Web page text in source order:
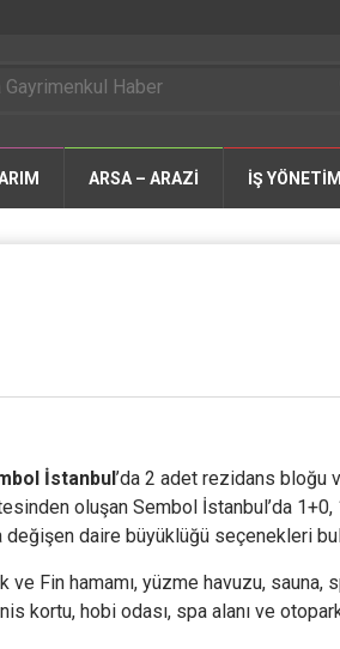
ARSA – ARAZİ İŞ
İstanbul’da 2 adet rezidans bloğu
oluşan Sembol İstanbul’da 1+0,
daire büyüklüğü seçenekleri
ve Fin hamamı, yüzme havuzu, sauna,
kortu, hobi odası, spa alanı ve